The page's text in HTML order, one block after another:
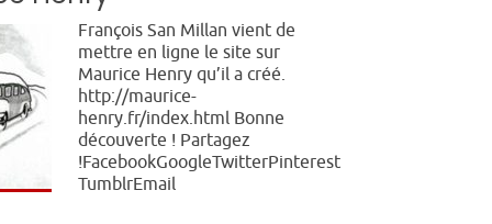
François San Millan vient de
mettre en ligne le site sur
Maurice Henry qu’il a créé.
http://maurice-
henry.fr/index.html Bonne
découverte ! Partagez
!FacebookGoogleTwitterPinterest
TumblrEmail